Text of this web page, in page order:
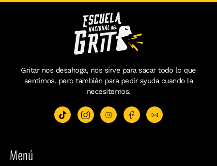
Gritar nos desahoga, nos sirve para sacar todo lo que
sentimos, pero también para pedir ayuda cuando la
necesitemos.
Menú